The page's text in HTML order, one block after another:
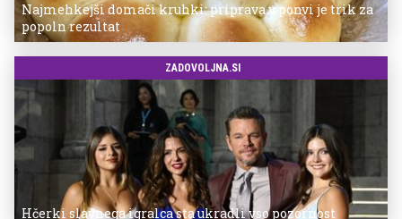
Najmehkejši domači kruhki: priprava v ponvi je trik za
popoln rezultat
ZADOVOLJNA.SI
Hčerki slavnega igralca sta ukradli vso pozornost